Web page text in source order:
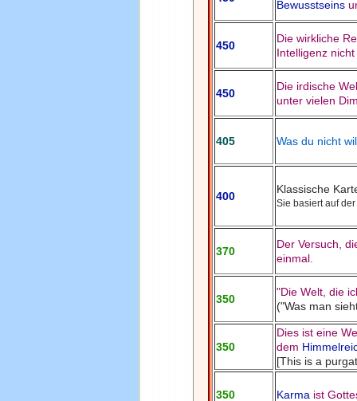
Bewusstseins
450
Die wirkliche
Intelligenz
450
Die irdische
unter vielen
405 Was du nicht
400
Klassische
Sie basiert auf
370
Der Versuch,
einmal.
350
"Die Welt, die
("Was man
350
Dies ist eine
dem
[This is a
350 Karma ist